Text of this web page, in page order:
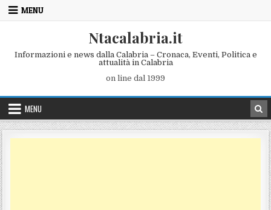
Skip to content
MENU
Ntacalabria.it
Informazioni e news dalla Calabria – Cronaca, Eventi, Politica e
attualità in Calabria
on line dal 1999
MENU